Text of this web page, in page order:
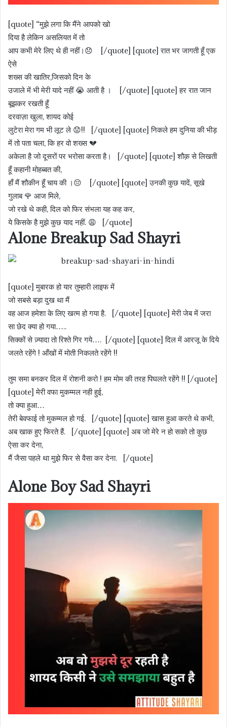
[quote] “मुझे लगा कि मैंने आपको खो
दिया है लेकिन असलियत में तो
आप कभी मेरे लिए थे ही नहीं।😞 [/quote] [quote] रात भर जागती हूँ एक
ऐसे
शख्स की खातिर,जिसको दिन के
उजाले में भी मेरी यादे नहीं 😭 आती है । [/quote] [quote] हर रात जान
बूझकर रखती हूँ
दरवाज़ा खुला, शायद कोई
लुटेरा मेरा गम भी लूट ले 😟!! [/quote] [quote] निकले हम दुनिया की भीड़
में तो पता चला, कि हर वो शख्स 💔
अकेला है जो दूसरों पर भरोसा करता है। [/quote] [quote] शौक़ से लिखती
हूँ कहानी मोहब्बत की,
हाँ मैं शौकीन हूँ चाय की ।😔 [/quote] [quote] उनकी कुछ यादें, सूखे
गुलाब 🌹 आज मिले,
जो रखे थे कही, दिल को फिर संभला यह कह कर,
ये किसके है मुझे कुछ याद नहीं. 😩 [/quote]
Alone Breakup Sad Shayri
[quote] मुबारक हो यार तुम्हारी लाइफ में
जो सबसे बड़ा दुख था मैं
वह आज हमेशा के लिए खत्म हो गया है. [/quote] [quote] मेरी जेब में जरा
सा छेद क्या हो गया…..
सिक्कों से ज़्यादा तो रिश्ते गिर गये…. [/quote] [quote] दिल में आरजू के दिये
जलते रहेंगे ! आँखों में मोती निकलते रहेंगे !!
तुम समा बनकर दिल में रोशनी करो ! हम मोम की तरह पिघलते रहेंगे !! [/quote]
[quote] मेरी वफा मुकम्मल नही हुई,
तो क्या हुआ…
तेरी बेवफाई तो मुकम्मल हो गई. [/quote] [quote] खास हुआ करते थे कभी,
अब खाक हुए फिरते हैं. [/quote] [quote] अब जो मेरे न हो सको तो कुछ
ऐसा कर देना,
मैं जैसा पहले था मुझे फिर से वैसा कर देना. [/quote]
Alone Boy Sad Shayri